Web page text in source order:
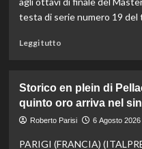
Bollini
Bonucci
tra
i
testa di serie numero 19 del
Leggi tuttoLeggi
Darderi
agli
ottavi
Masters
Storico en plein di
quinto oro arriva nel
Roberto Parisi 6 Agosto 2026
PARIGI (FRANCIA)